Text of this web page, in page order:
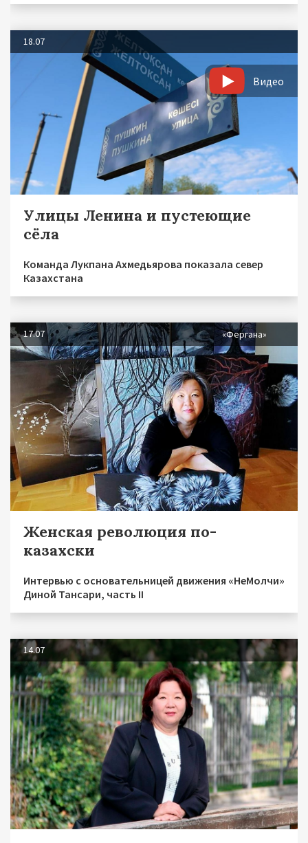
18.07
Видео
Улицы Ленина и пустеющие
сёла
Команда Лукпана Ахмедьярова показала север
Казахстана
17.07 «Фергана»
Женская революция по-
казахски
Интервью с основательницей движения «НеМолчи»
Диной Тансари, часть II
14.07